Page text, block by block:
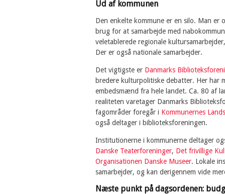
Ud af kommunen
Den enkelte kommune er en silo. Man er
brug for at samarbejde med
veletablerede regionale
Der er også nationale samarbejder.
Det vigtigste er Danmarks
bredere kulturpolitiske debatter. Her har
embedsmænd fra hele landet. Ca. 80 af
realiteten varetager Danmarks
fagområder foregår i Kommunernes
også deltager i biblioteksforeningen.
Institutionerne i kommunerne deltager
Danske Teaterforeninger, Det frivillige
Organisationen Danske Museer. Lokale
samarbejder, og kan derigennem vide
Næste punkt på dagsordenen: